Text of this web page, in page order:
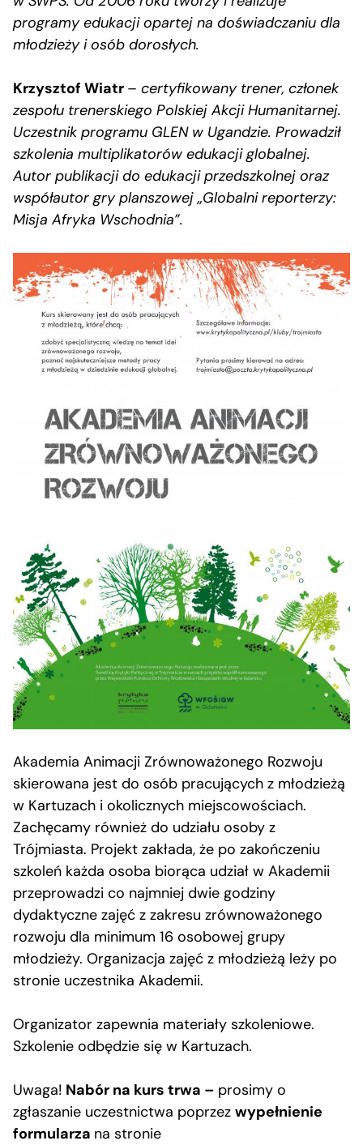
programy edukacji opartej na doświadczaniu dla
młodzieży i osób dorosłych.
Krzysztof Wiatr – certyfikowany trener, członek
zespołu trenerskiego Polskiej Akcji Humanitarnej.
Uczestnik programu GLEN w Ugandzie. Prowadził
szkolenia multiplikatorów edukacji globalnej.
Autor publikacji do edukacji przedszkolnej oraz
współautor gry planszowej „Globalni reporterzy:
Misja Afryka Wschodnia”.
Akademia Animacji Zrównoważonego Rozwoju
skierowana jest do osób pracujących z młodzieżą
w Kartuzach i okolicznych miejscowościach.
Zachęcamy również do udziału osoby z
Trójmiasta. Projekt zakłada, że po zakończeniu
szkoleń każda osoba biorąca udział w Akademii
przeprowadzi co najmniej dwie godziny
dydaktyczne zajęć z zakresu zrównoważonego
rozwoju dla minimum 16 osobowej grupy
młodzieży. Organizacja zajęć z młodzieżą leży po
stronie uczestnika Akademii.
Organizator zapewnia materiały szkoleniowe.
Szkolenie odbędzie się w Kartuzach.
Uwaga! Nabór na kurs trwa – prosimy o
zgłaszanie uczestnictwa poprzez wypełnienie
formularza na stronie